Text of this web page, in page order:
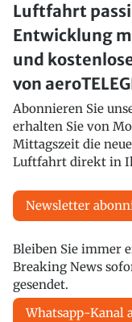
Luftfahrt
Entwicklung
und
von
Abonnieren Sie
erhalten Sie von
Mittagszeit die
Luftfahrt direkt in
Newsletter
Bleiben Sie immer
Breaking News
gesendet.
Whatsapp-Kanal